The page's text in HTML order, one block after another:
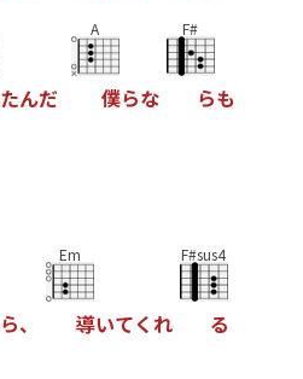
たんだ
A
僕らな
F#
らも
ら、
Em
導いてく れ
F#sus4
る